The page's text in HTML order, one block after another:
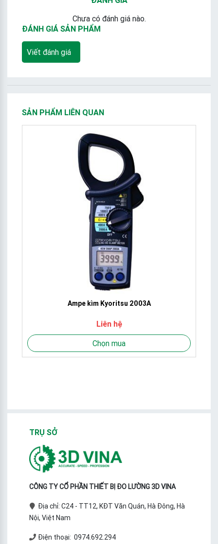
Chưa có đánh giá nào.
ĐÁNH GIÁ SẢN PHẨM
Viết đánh giá
SẢN PHẨM LIÊN QUAN
Ampe kìm Kyoritsu 2003A
Liên hệ
Chọn mua
TRỤ SỞ
CÔNG TY CỔ PHẦN THIẾT BỊ ĐO LƯỜNG 3D VINA
Địa chỉ: C24 - TT12, KĐT Văn Quán, Hà Đông, Hà
Nội, Việt Nam
Điện thoại: 0974.692.294